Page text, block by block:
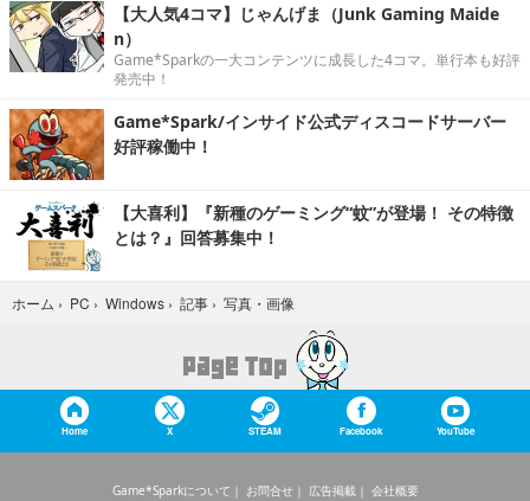
【大人気4コマ】じゃんげま（Junk Gaming Maide
n）
Game*Sparkの一大コンテンツに成長した4コマ。単行本も好評
発売中！
Game*Spark/インサイド公式ディスコードサーバー
好評稼働中！
【大喜利】『新種のゲーミング“蚊”が登場！ その特徴
とは？』回答募集中！
ホーム › PC › Windows › 記事 › 写真・画像
Home X STEAM Facebook YouTube
Game*Sparkについて お問合せ 広告掲載 会社概要